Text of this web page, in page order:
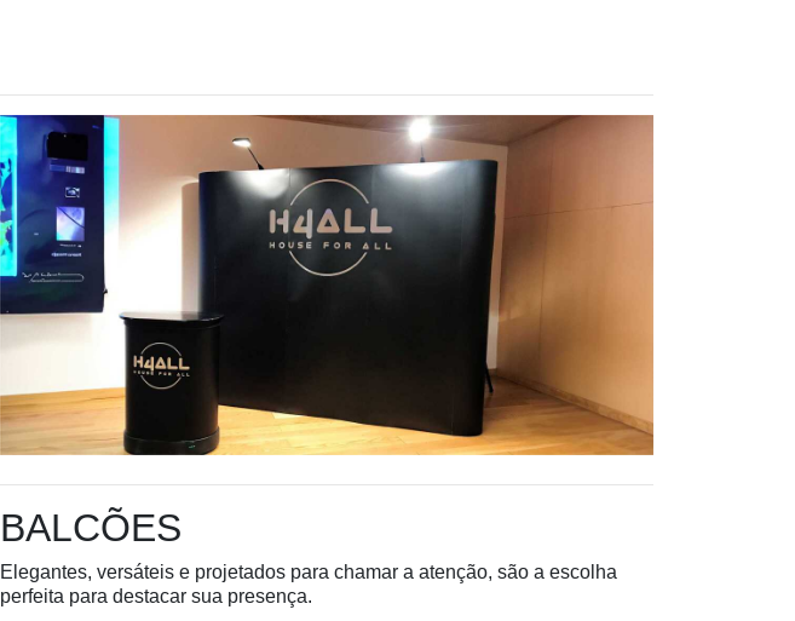
BALCÕES
Elegantes, versáteis e projetados para chamar a atenção, são a escolha
perfeita para destacar sua presença.